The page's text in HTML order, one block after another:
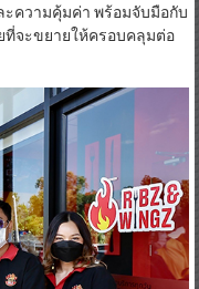
ความคุ้มค่า พร้อมจับมือกับ
จะขยายให้ครอบคลุมต่อ